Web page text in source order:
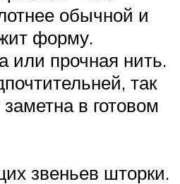
обычной и
форму.
или прочная нить.
так
заметна в готовом
звеньев шторки.